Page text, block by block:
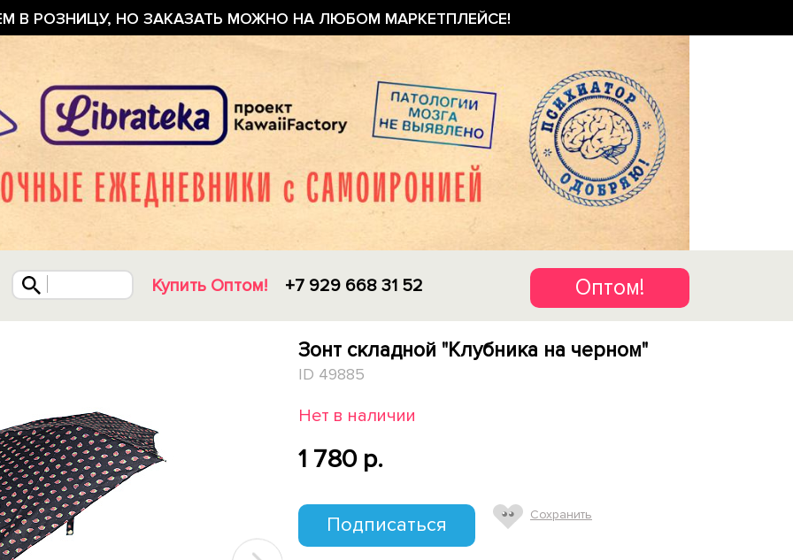
В РОЗНИЦУ, НО ЗАКАЗАТЬ МОЖНО НА ЛЮБОМ МАРКЕТПЛЕЙСЕ!
Купить Оптом! +7 929 668 31 52 Оптом!
Зонт складной "Клубника на черном"
ID 49885
Нет в наличии
1 780 p.
Подписаться Сохранить